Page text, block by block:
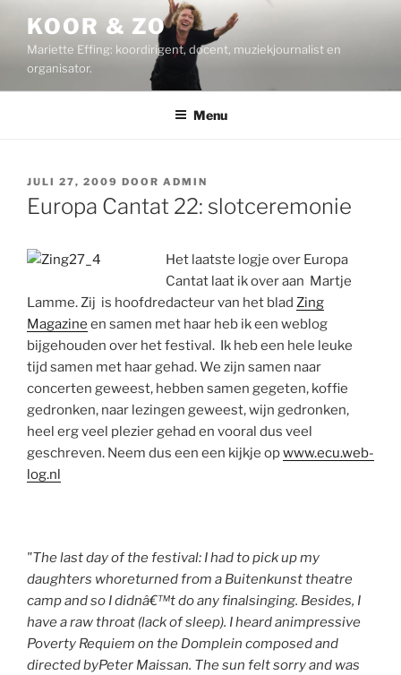
inhoud
KOOR & ZO
Mariette Effing: koordirigent, docent, muziekjournalist en
organisator.
Menu
GEPLAATST
OP
JULI 27, 2009 DOOR ADMIN
Europa Cantat 22: slotceremonie
Het laatste logje over Europa
Cantat laat ik over aan Martje
Lamme. Zij is hoofdredacteur van het blad Zing
Magazine en samen met haar heb ik een weblog
bijgehouden over het festival. Ik heb een hele leuke
tijd samen met haar gehad. We zijn samen naar
concerten geweest, hebben samen gegeten, koffie
gedronken, naar lezingen geweest, wijn gedronken,
heel erg veel plezier gehad en vooral dus veel
geschreven. Neem dus een een kijkje opwww.ecu.web-
log.nl
"The last day of the festival: I had to pick up my
daughters whoreturned from a Buitenkunst theatre
camp and so I didnâ€™t do any finalsinging. Besides, I
have a raw throat (lack of sleep). I heard animpressive
Poverty Requiem on the Domplein composed and
directed byPeter Maissan. The sun felt sorry and was